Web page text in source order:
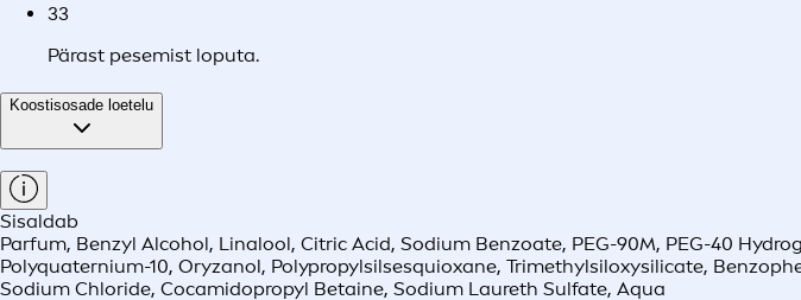
33
Pärast pesemist loputa.
Koostisosade loetelu
Sisaldab
Parfum, Benzyl Alcohol, Linalool, Citric Acid, Sodium Benzoate, PEG-90M, PEG-40
Polyquaternium-10, Oryzanol, Polypropylsilsesquioxane, Trimethylsiloxysilicate,
Sodium Chloride, Cocamidopropyl Betaine, Sodium Laureth Sulfate, Aqua